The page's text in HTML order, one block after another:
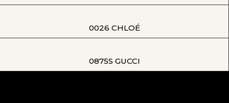
0026 CHLOÉ
0875S GUCCI